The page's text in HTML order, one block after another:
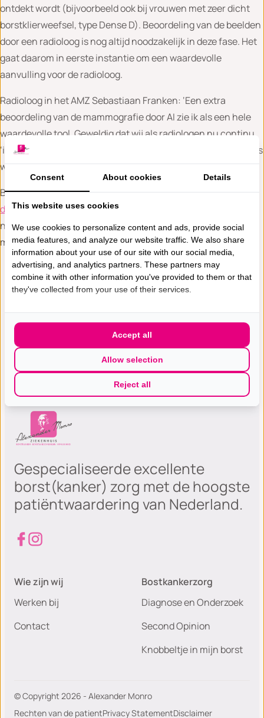
ontdekt wordt (bijvoorbeeld ook bij vrouwen met zeer dicht
borstklierweefsel, type Dense D). Beoordeling van de beelden
door een radioloog is nog altijd noodzakelijk in deze fase. Het
gaat daarom in eerste instantie om een waardevolle
aanvulling voor de radioloog.
Radioloog in het AMZ Sebastiaan Franken: ‘Een extra
beoordeling van de mammografie door AI zie ik als een hele
waardevolle tool. Geweldig dat wij als radiologen nu continu
‘iemand’ hebben die over onze schouder meekijkt. Want dat is
wat AI doet. Het helpt ons om nóg minder te missen.’
Bestuurder van het Alexander Monro Ziekenhuis,Marjolein
de Jong: ‘Dat we onze patiënten dit kunnen bieden is
natuurlijk fantastisch. Juist de combinatie AI en radioloog
maakt de diagnostiek ontzettend sterk.’
Vrouwvriendelijke mammografie en punctie
Gespecialiseerde excellente
borst(kanker) zorg met de hoogste
patiëntwaardering van Nederland.
Wie zijn wij
Werken bij
Contact
Bostkankerzorg
Diagnose en Onderzoek
Second Opinion
Knobbeltje in mijn borst
© Copyright 2026 - Alexander Monro
Rechten van de patientPrivacy StatementDisclaimer
Consent About cookies Details
This website uses cookies
We use cookies to personalize content and ads, provide social
media features, and analyze our website traffic. We also share
information about your use of our site with our social media,
advertising, and analytics partners. These partners may
combine it with other information you've provided to them or that
they've collected from your use of their services.
Reject all
Allow selection
Accept all